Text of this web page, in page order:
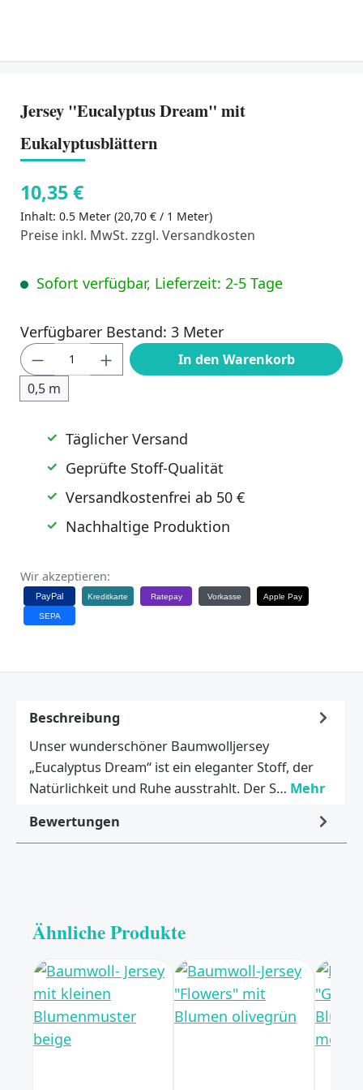
Jersey "Eucalyptus Dream" mit
Eukalyptusblättern
10,35 €
Inhalt: 0.5 Meter (20,70 € / 1 Meter)
Preise inkl. MwSt. zzgl. Versandkosten
Sofort verfügbar, Lieferzeit: 2-5 Tage
Verfügbarer Bestand: 3 Meter
Produkt Anzahl: Gib den gewünschten
0,5 m
In den Warenkorb
Täglicher Versand
Geprüfte Stoff-Qualität
Versandkostenfrei ab 50 €
Nachhaltige Produktion
Wir akzeptieren:
PayPal Kreditkarte Ratepay Vorkasse Apple Pay
SEPA
Beschreibung
Unser wunderschöner Baumwolljersey
„Eucalyptus Dream“ ist ein eleganter Stoff, der
Natürlichkeit und Ruhe ausstrahlt. Der S… Mehr
Bewertungen
Ähnliche Produkte